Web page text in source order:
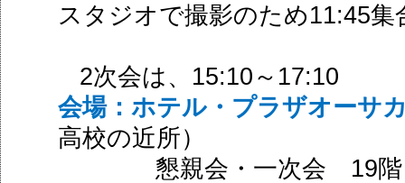
スタジオで撮影のため11:45集
2次会は、 15:10 ～ 17:10
会場：ホテル・プラザオーサ
高校の近所）
懇親会・一次会 19